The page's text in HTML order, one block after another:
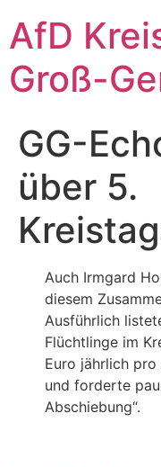
Inhalt
springen
AfD
Groß-
GG-
über 5.
Auch Irmgard
diesem
Ausführlich
Flüchtlinge im
Euro jährlich
und forderte
Abschiebung“.